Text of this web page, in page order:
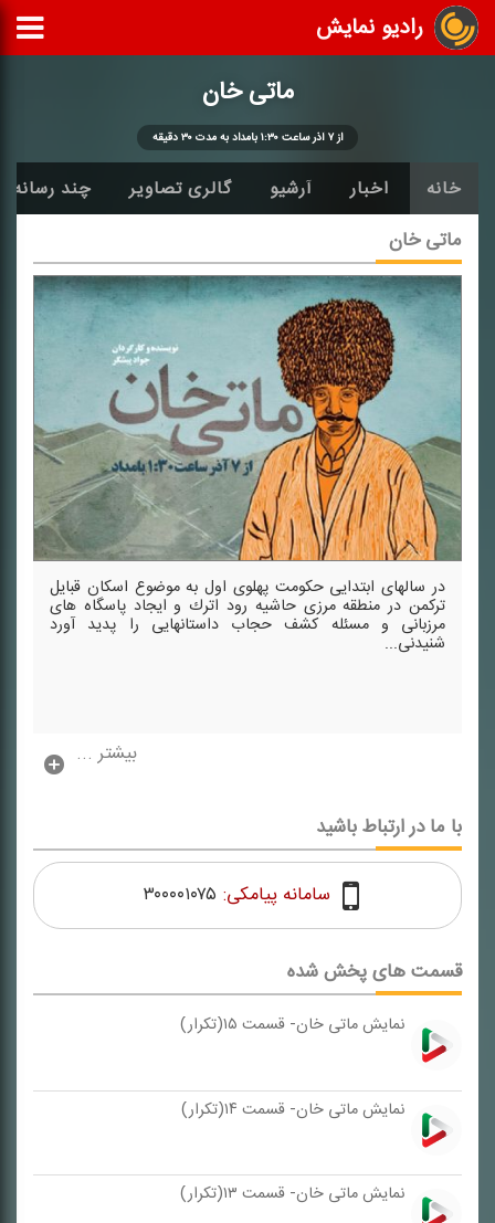
رادیو نمایش
ماتی خان
از ۷ آذر ساعت ۱:۳۰ بامداد به مدت ۳۰ دقیقه
خانه اخبار آرشیو گالری تصاویر چند رسانه
ماتی خان
در سالهای ابتدایی حكومت پهلوی اول به موضوع اسكان قبایل
تركمن در منطقه مرزی حاشیه رود اترك و ایجاد پاسگاه های
مرزبانی و مسئله كشف حجاب داستانهایی را پدید آورد
شنیدنی...
بیشتر ...
قسمت های پخش شده
نمایش ماتی خان- قسمت ۱۵(تكرار)
نمایش ماتی خان- قسمت ۱۴(تكرار)
نمایش ماتی خان- قسمت ۱۳(تكرار)
با ما در ارتباط باشید
سامانه پیامکی: ۳۰۰۰۰۱۰۷۵